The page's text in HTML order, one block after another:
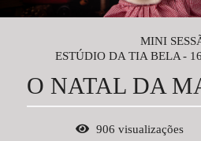
MINI
ESTÚDIO DA TIA BELA
O NATAL DA
906 visualizações